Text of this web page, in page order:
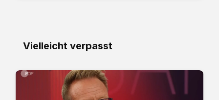
Vielleicht verpasst